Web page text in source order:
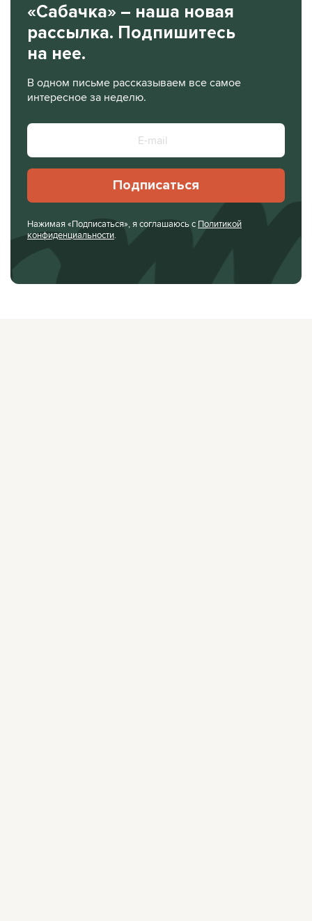
«Сабачка» – наша новая
рассылка. Подпишитесь
на нее.
В одном письме рассказываем все самое
интересное за неделю.
Подписаться
Нажимая «Подписаться», я соглашаюсь с Политикой
конфиденциальности.